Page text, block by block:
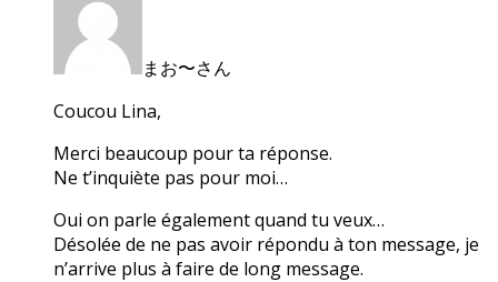
まお〜さん
Coucou Lina,
Merci beaucoup pour ta réponse.
Ne t’inquiète pas pour moi…
Oui on parle également quand tu veux…
Désolée de ne pas avoir répondu à ton message, je
n’arrive plus à faire de long message.